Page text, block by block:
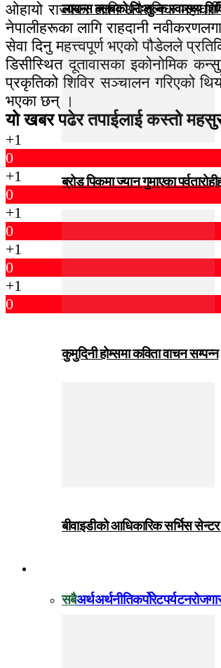
लायन्स क्लबको निःशुल्क स्वास्थ्य
ब्रोड पिकमा ज्यान गुमाएका
कुमुदिनी होम्समा कविता वाचन सम्पन्न
बीवाइडीको आधिकारिक सर्भिस
सबैअर्थअर्थनीतिकर्पोरेटपर्यटन
ओहायो राज्यका लागि अवैतनिक
नेपालीहरूका लागि राहदानी
सेवा दिनु महत्त्वपूर्ण भएको पौडेलले
डिसीस्थित दूतावासका इकोनोमिक
प्रकृतिको शिविर सञ्चालन गरिएको
भएका छन् ।
यो खबर पढेर तपाईलाई कस्तो
+1
0
+1
0
+1
0
+1
0
+1
0